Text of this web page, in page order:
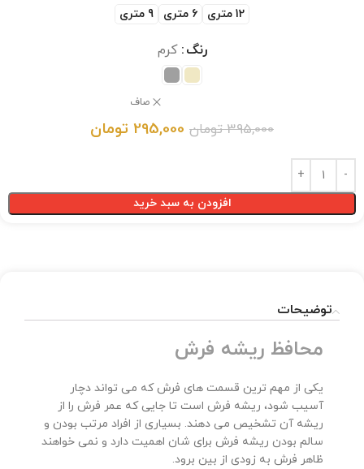
12 متری 6 متری 9 متری
رنگ کرم
صاف
395,000 تومان 295,000 تومان
افزودن به سبد خرید
توضیحات
محافظ ریشه فرش
یکی از مهم ترین قسمت های فرش که می تواند دچار
آسیب شود، ریشه فرش است تا جایی که عمر فرش را از
ریشه آن تشخیص می دهند. بسیاری از افراد مرتب بودن و
سالم بودن ریشه فرش برای شان اهمیت دارد و نمی خواهند
ظاهر فرش به زودی از بین برود.